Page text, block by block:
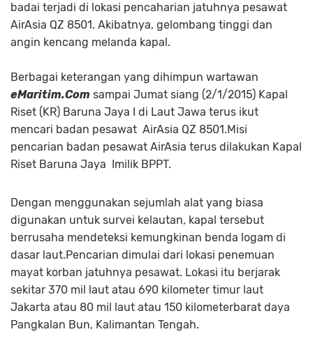
badai terjadi di lokasi pencaharian jatuhnya pesawat
AirAsia QZ 8501. Akibatnya, gelombang tinggi dan
angin kencang melanda kapal.
Berbagai keterangan yang dihimpun wartawan
eMaritim.Com sampai Jumat siang (2/1/2015) Kapal
Riset (KR) Baruna Jaya I di Laut Jawa terus ikut
mencari badan pesawat AirAsia QZ 8501.Misi
pencarian badan pesawat AirAsia terus dilakukan Kapal
Riset Baruna Jaya Imilik BPPT.
Dengan menggunakan sejumlah alat yang biasa
digunakan untuk survei kelautan, kapal tersebut
berrusaha mendeteksi kemungkinan benda logam di
dasar laut.Pencarian dimulai dari lokasi penemuan
mayat korban jatuhnya pesawat. Lokasi itu berjarak
sekitar 370 mil laut atau 690 kilometer timur laut
Jakarta atau 80 mil laut atau 150 kilometerbarat daya
Pangkalan Bun, Kalimantan Tengah.